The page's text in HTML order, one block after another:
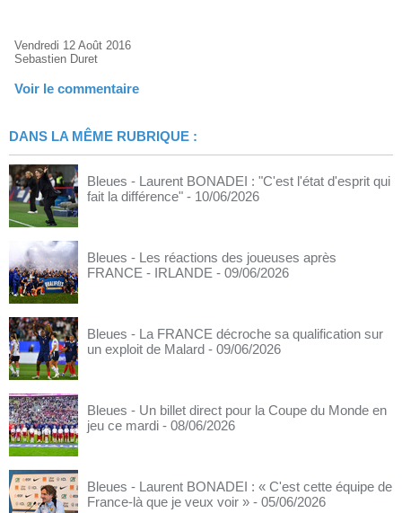
Vendredi 12 Août 2016
Sebastien Duret
Voir le commentaire
DANS LA MÊME RUBRIQUE :
Bleues - Laurent BONADEI : "C'est l'état d'esprit qui
fait la différence" - 10/06/2026
Bleues - Les réactions des joueuses après
FRANCE - IRLANDE - 09/06/2026
Bleues - La FRANCE décroche sa qualification sur
un exploit de Malard - 09/06/2026
Bleues - Un billet direct pour la Coupe du Monde en
jeu ce mardi - 08/06/2026
Bleues - Laurent BONADEI : « C'est cette équipe de
France-là que je veux voir » - 05/06/2026